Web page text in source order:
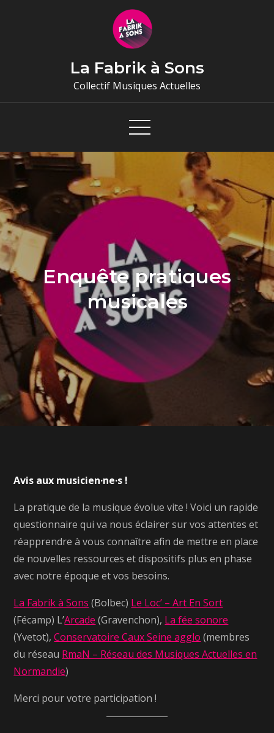
La Fabrik à Sons
Collectif Musiques Actuelles
Enquête pratiques
musicales
Avis aux musicien·ne·s !
La pratique de la musique évolue vite ! Voici un rapide
questionnaire qui va nous éclairer sur vos attentes et
réapprendre à vous connaître afin de mettre en place
de nouvelles ressources et dispositifs plus en phase
avec notre époque et vos besoins.
La Fabrik à Sons (Bolbec) Le Loc’ – Art En Sort
(Fécamp) L’Arcade (Gravenchon), La fée sonore
(Yvetot),Conservatoire Caux Seine agglo (membres
du réseau RmaN – Réseau des Musiques Actuelles en
Normandie)
Merci pour votre participation !